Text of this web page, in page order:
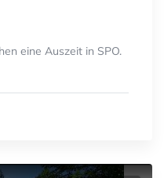
eine Auszeit in SPO.